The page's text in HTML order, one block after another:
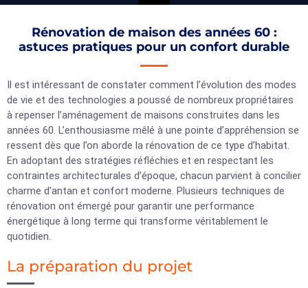
Rénovation de maison des années 60 :
astuces pratiques pour un confort durable
Il est intéressant de constater comment l’évolution des modes
de vie et des technologies a poussé de nombreux propriétaires
à repenser l’aménagement de maisons construites dans les
années 60. L’enthousiasme mêlé à une pointe d’appréhension se
ressent dès que l’on aborde la rénovation de ce type d’habitat.
En adoptant des stratégies réfléchies et en respectant les
contraintes architecturales d’époque, chacun parvient à concilier
charme d’antan et confort moderne. Plusieurs techniques de
rénovation ont émergé pour garantir une performance
énergétique à long terme qui transforme véritablement le
quotidien.
La préparation du projet